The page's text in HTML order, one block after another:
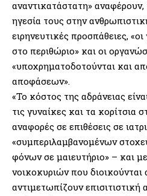
αναντικατάστατη» αναφέρουν,
ηγεσία τους στην
ειρηνευτικές προσπάθειες,
στο περιθώριο» και οι
«υποχρηματοδοτούνται και
αποφάσεων».
«Το κόστος της αδράνειας
τις γυναίκες και τα κορίτσια
αναφορές σε επιθέσεις σε
«συμπεριλαμβανομένων
φόνων σε μαιευτήριο» – και
νοικοκυριών που διοικούνται
αντιμετωπίζουν επισιτιστική